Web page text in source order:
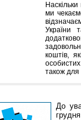
ми
України
коштів,
також для
До